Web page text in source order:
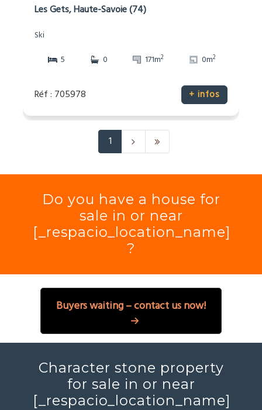
Les Gets, Haute-Savoie (74)
Ski
5
0 171m2 0m2
Réf : 705978 + infos
1
Do you have a house for
sale in or near
[_respacio_location_name]
?
Buyers waiting – contact us now!
Character stone property
for sale in or near
[_respacio_location_name]